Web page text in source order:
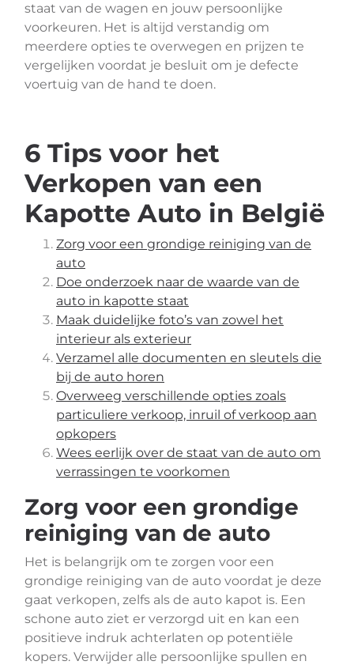
staat van de wagen en jouw persoonlijke
voorkeuren. Het is altijd verstandig om
meerdere opties te overwegen en prijzen te
vergelijken voordat je besluit om je defecte
voertuig van de hand te doen.
6 Tips voor het
Verkopen van een
Kapotte Auto in België
Zorg voor een grondige reiniging van de
auto
Doe onderzoek naar de waarde van de
auto in kapotte staat
Maak duidelijke foto’s van zowel het
interieur als exterieur
Verzamel alle documenten en sleutels die
bij de auto horen
Overweeg verschillende opties zoals
particuliere verkoop, inruil of verkoop aan
opkopers
Wees eerlijk over de staat van de auto om
verrassingen te voorkomen
Zorg voor een grondige
reiniging van de auto
Het is belangrijk om te zorgen voor een
grondige reiniging van de auto voordat je deze
gaat verkopen, zelfs als de auto kapot is. Een
schone auto ziet er verzorgd uit en kan een
positieve indruk achterlaten op potentiële
kopers. Verwijder alle persoonlijke spullen en